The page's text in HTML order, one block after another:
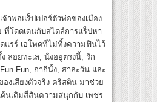
จ้าพ่อแร็ปเปอร์ตัวพ่อของเมือง
ที่โดดเด่นกับสไตล์การแร็ปหา
แรร์ เอโพดที่ไม่ทิ้งความฟินไว้
ลอยทะเล, นั่งอยู่ตรงนี้, รัก
Fun, กากีนั้ง, สาละวัน และ
องเสียงตัวจริง คริสติน มาช่วย
นเติมสีสันความสนุกกับ เพชร